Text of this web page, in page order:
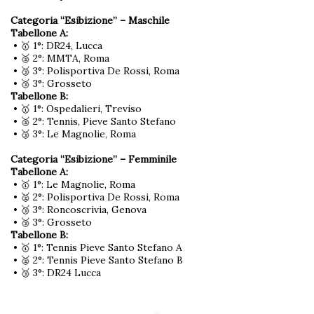
Categoria “Esibizione” – Maschile
Tabellone A:
• 🥇 1°: DR24, Lucca
• 🥈 2°: MMTA, Roma
• 🥉 3°: Polisportiva De Rossi, Roma
• 🥉 3°: Grosseto
Tabellone B:
• 🥇 1°: Ospedalieri, Treviso
• 🥈 2°: Tennis, Pieve Santo Stefano
• 🥉 3°: Le Magnolie, Roma
Categoria “Esibizione” – Femminile
Tabellone A:
• 🥇 1°: Le Magnolie, Roma
• 🥈 2°: Polisportiva De Rossi, Roma
• 🥉 3°: Roncoscrivia, Genova
• 🥉 3°: Grosseto
Tabellone B:
• 🥇 1°: Tennis Pieve Santo Stefano A
• 🥈 2°: Tennis Pieve Santo Stefano B
• 🥉 3°: DR24 Lucca